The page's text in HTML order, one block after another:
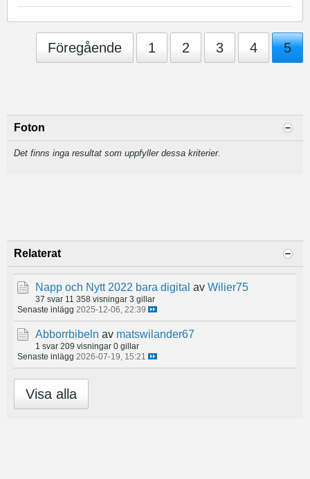
Föregående 1 2 3 4 5
Foton
Det finns inga resultat som uppfyller dessa kriterier.
Relaterat
Napp och Nytt 2022 bara digital av Wilier75
37 svar 11 358 visningar 3 gillar
Senaste inlägg 2025-12-06, 22:39
Abborrbibeln av matswilander67
1 svar 209 visningar 0 gillar
Senaste inlägg 2026-07-19, 15:21
Visa alla